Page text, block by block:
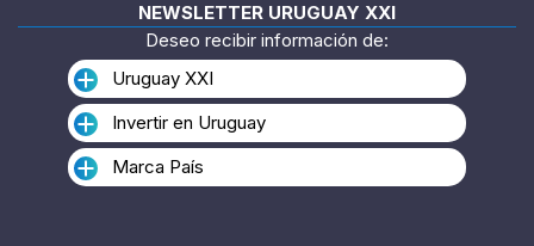
NEWSLETTER URUGUAY XXI
Deseo recibir información de:
Uruguay XXI
Invertir en Uruguay
Marca País